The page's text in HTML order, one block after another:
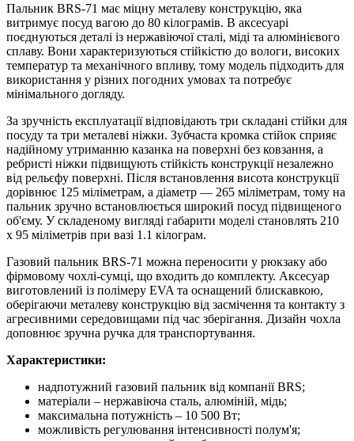
Пальник BRS-71 має міцну металеву конструкцію, яка
витримує посуд вагою до 80 кілограмів. В аксесуарі
поєднуються деталі із нержавіючої сталі, міді та алюмінієвого
сплаву. Вони характеризуються стійкістю до вологи, високих
температур та механічного впливу, тому модель підходить для
використання у різних погодних умовах та потребує
мінімального догляду.
За зручність експлуатації відповідають три складані стійки для
посуду та три металеві ніжки. Зубчаста кромка стійок сприяє
надійному утриманню казанка на поверхні без ковзання, а
ребристі ніжки підвищують стійкість конструкції незалежно
від рельєфу поверхні. Після встановлення висота конструкції
дорівнює 125 міліметрам, а діаметр — 265 міліметрам, тому на
пальник зручно встановлюється широкий посуд підвищеного
об'єму. У складеному вигляді габарити моделі становлять 210
х 95 міліметрів при вазі 1.1 кілограм.
Газовий пальник BRS-71 можна переносити у рюкзаку або
фірмовому чохлі-сумці, що входить до комплекту. Аксесуар
виготовлений із полімеру EVA та оснащений блискавкою,
оберігаючи металеву конструкцію від засмічення та контакту з
агресивними середовищами під час зберігання. Дизайн чохла
доповнює зручна ручка для транспортування.
Характеристики:
надпотужний газовий пальник від компанії BRS;
матеріали – нержавіюча сталь, алюміній, мідь;
максимальна потужність – 10 500 Вт;
можливість регулювання інтенсивності полум'я;